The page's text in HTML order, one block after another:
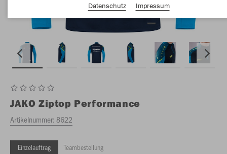
JAKO Ziptop Performance
Artikelnummer:8622
Einzelauftrag Teambestellung
Datenschutz
Impressum